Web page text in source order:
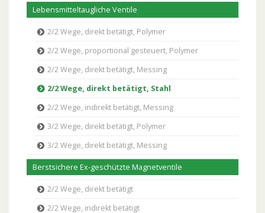
Lebensmitteltaugliche Ventile
2/2 Wege, direkt betätigt, Polymer
2/2 Wege, proportional gesteuert, Polymer
2/2 Wege, direkt betätigt, Messing
2/2 Wege, direkt betätigt, Stahl
2/2 Wege, indirekt betätigt, Messing
3/2 Wege, direkt betätigt, Polymer
3/2 Wege, direkt betätigt, Messing
Berstsichere Ex-geschützte Magnetventile
2/2 Wege, direkt betätigt
2/2 Wege, indirekt betätigt